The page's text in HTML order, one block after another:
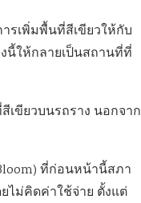
รเพิ่มพื้นที่สีเขียวให้กับ
นี้ให้กลายเป็นสถานที่ที่
เขียวบนรถราง นอกจาก
ที่ก่อนหน้านี้สภา
ไม่คิดค่าใช้จ่าย ตั้งแต่